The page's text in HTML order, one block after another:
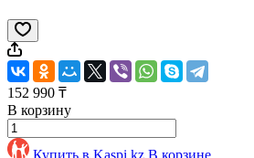
152 990 ₸
В корзину
Купить в Kaspi.kz В корзине